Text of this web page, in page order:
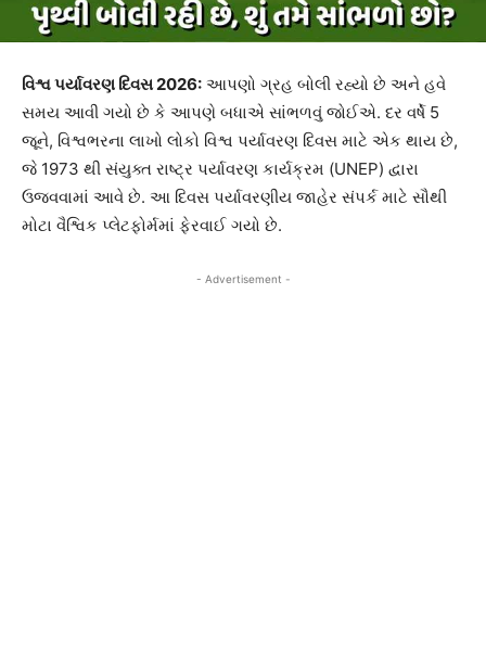
વિશ્વ પર્યાવરણ દિવસ 2026: આપણો ગ્રહ બોલી રહ્યો છે અને હવે
સમય આવી ગયો છે કે આપણે બધાએ સાંભળવું જોઈએ. દર વર્ષે 5
જૂને, વિશ્વભરના લાખો લોકો વિશ્વ પર્યાવરણ દિવસ માટે એક થાય છે,
જે 1973 થી સંયુક્ત રાષ્ટ્ર પર્યાવરણ કાર્યક્રમ (UNEP) દ્વારા
ઉજવવામાં આવે છે. આ દિવસ પર્યાવરણીય જાહેર સંપર્ક માટે સૌથી
મોટા વૈશ્વિક પ્લેટફોર્મમાં ફેરવાઈ ગયો છે.
- Advertisement -